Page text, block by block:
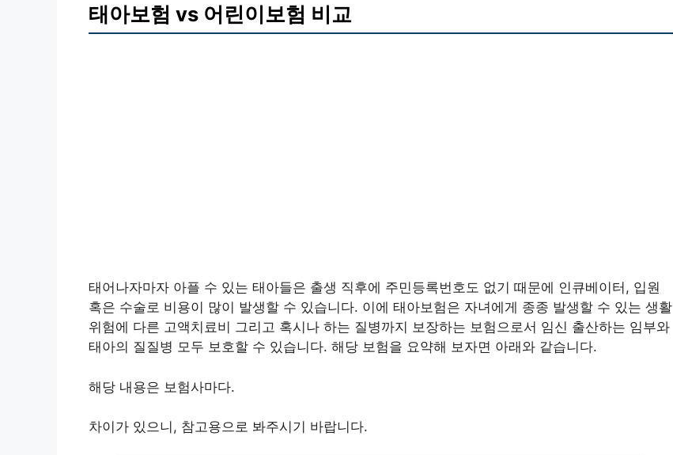
태아보험 vs 어린이보험 비교
태어나자마자 아플 수 있는 태아들은 출생 직후에 주민등록번호도 없기 때문에 인큐베이터, 입원
혹은 수술로 비용이 많이 발생할 수 있습니다. 이에 태아보험은 자녀에게 종종 발생할 수 있는 생활
위험에 다른 고액치료비 그리고 혹시나 하는 질병까지 보장하는 보험으로서 임신 출산하는 임부와
태아의 질질병 모두 보호할 수 있습니다. 해당 보험을 요약해 보자면 아래와 같습니다.
해당 내용은 보험사마다.
차이가 있으니, 참고용으로 봐주시기 바랍니다.